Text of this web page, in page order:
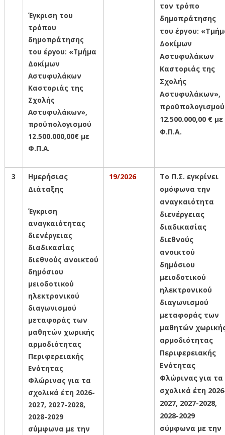
Έγκριση του
τρόπου
δημοπράτησης
του έργου: «Τμήμα
Δοκίμων
Αστυφυλάκων
Καστοριάς της
Σχολής
Αστυφυλάκων»,
προϋπολογισμού
12.500.000,00€ με
Φ.Π.Α.
τον τρόπο
δημοπράτησης
του έργου:
Δοκίμων
Αστυφυλάκων
Καστοριάς της
Σχολής
Αστυφυλάκων»,
προϋπολογισμού
12.500.000,00 € με
Φ.Π.Α.
3
Ημερήσιας
Διάταξης
Έγκριση
αναγκαιότητας
διενέργειας
διαδικασίας
διεθνούς ανοικτού
δημόσιου
μειοδοτικού
ηλεκτρονικού
διαγωνισμού
μεταφοράς των
μαθητών χωρικής
αρμοδιότητας
Περιφερειακής
Ενότητας
Φλώρινας για τα
σχολικά έτη 2026-
2027, 2027-2028,
2028-2029
σύμφωνα με την
19/2026
Το Π.Σ. εγκρίνει
ομόφωνα την
αναγκαιότητα
διενέργειας
διαδικασίας
διεθνούς
ανοικτού
δημόσιου
μειοδοτικού
ηλεκτρονικού
διαγωνισμού
μεταφοράς των
μαθητών
αρμοδιότητας
Περιφερειακής
Ενότητας
Φλώρινας για τα
σχολικά έτη
2027, 2027-2028,
2028-2029
σύμφωνα με την